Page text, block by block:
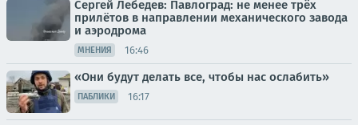
Сергей Лебедев: Павлоград: не менее трёх
прилётов в направлении механического завода
и аэродрома
МНЕНИЯ 16:46
«Они будут делать все, чтобы нас ослабить»
ПАБЛИКИ 16:17